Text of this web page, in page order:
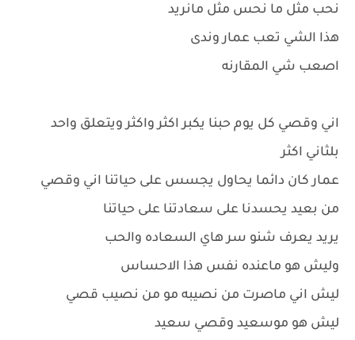
نحب مثل ما نحس مثل مانريد
هذا الشي تعب عمار وندى
اصعب شي المقارنه
اني وقصي كل يوم حبنا يكبر اكثر واكثر ويتعلق واحد
بلثاني اكثر
عمار كان دائما يحاول يجسس على حياتنا اني وقصي
من بعيد يحسدنا على سعادتنا على حياتنا
يريد يعرف شنو سر هاي السعاده والحب
وليش هو ماعنده نفس هذا الاحساس
ليش اني ماصرت من نصيبه مو من نصيب قصي
ليش هو موسعيد وقصي سعيد